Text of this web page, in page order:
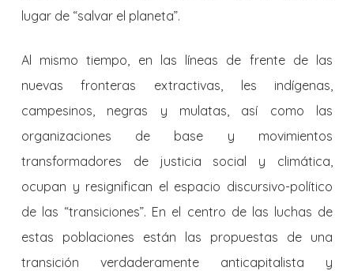
lugar de “salvar el planeta”.
Al mismo tiempo, en las líneas de frente de las
nuevas fronteras extractivas, les indígenas,
campesinos, negras y mulatas, así como las
organizaciones de base y movimientos
transformadores de justicia social y climática,
ocupan y resignifican el espacio discursivo-político
de las “transiciones”. En el centro de las luchas de
estas poblaciones están las propuestas de una
transición verdaderamente anticapitalista y